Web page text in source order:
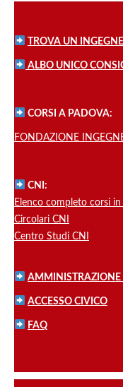
TROVA UN
ALBO UNICO
CORSI A PADOVA:
FONDAZIONE
CNI:
Elenco completo corsi in
Circolari CNI
Centro Studi CNI
AMMINISTRAZIONE
ACCESSO CIVICO
FAQ